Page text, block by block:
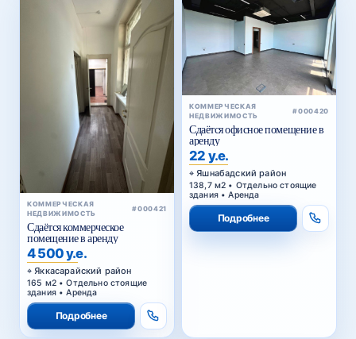
КОММЕРЧЕСКАЯ
НЕДВИЖИМОСТЬ
#000421
Сдаётся коммерческое
помещение в аренду
4 500 у.е.
Яккасарайский район
165 м2 • Отдельно стоящие
здания • Аренда
Подробнее
КОММЕРЧЕСКАЯ
НЕДВИЖИМОСТЬ
#000420
Сдаётся офисное помещение в
аренду
22 у.е.
Яшнабадский район
138,7 м2 • Отдельно стоящие
здания • Аренда
Подробнее